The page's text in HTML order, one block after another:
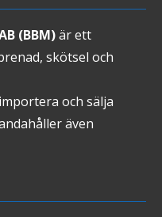
(BBM)är ett
skötsel och
och sälja
även